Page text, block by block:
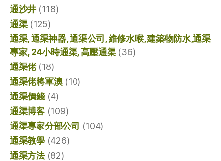
通沙井 (118)
通渠(125)
通渠, 通渠神器, 通渠公司, 維修水喉, 建築物防水,通渠
專家, 24小時通渠, 高壓通渠(36)
通渠佬(18)
通渠佬將軍澳(10)
通渠價錢(4)
通渠博客(109)
通渠專家分部公司 (104)
通渠教學(426)
通渠方法(82)